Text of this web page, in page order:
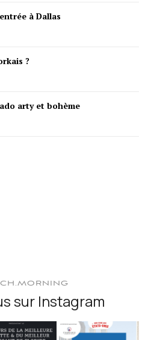
à Dallas
?
arty et bohème
sur Instagram